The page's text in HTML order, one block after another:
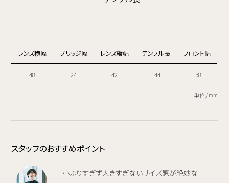
レンズ横幅 ブリッジ幅 レンズ縦幅 テンプル長 フロント幅
48 24 42 144 138
単位 / mm
スタッフのおすすめポイント
小ぶりすぎず大きすぎないサイズ感が絶妙な